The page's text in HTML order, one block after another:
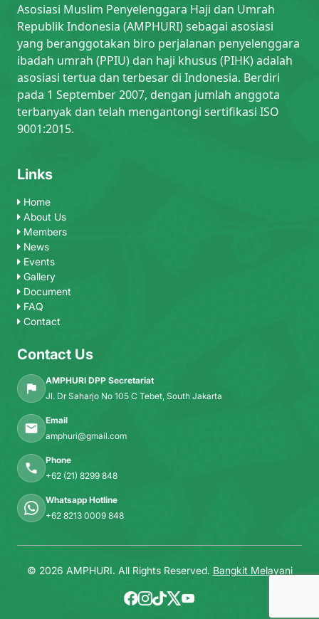
Asosiasi Muslim Penyelenggara Haji dan Umrah
Republik Indonesia (AMPHURI) sebagai asosiasi
yang beranggotakan biro perjalanan penyelenggara
ibadah umrah (PPIU) dan haji khusus (PIHK) adalah
asosiasi tertua dan terbesar di Indonesia. Berdiri
pada 1 September 2007, dengan jumlah anggota
terbanyak dan telah mengantongi sertifikasi ISO
9001:2015.
Links
Home
About Us
Members
News
Events
Gallery
Document
FAQ
Contact
Contact Us
AMPHURI DPP Secretariat
Jl. Dr Saharjo No 105 C Tebet, South Jakarta
Email
amphuri@gmail.com
Phone
+62 (21) 8299 848
Whatsapp Hotline
+62 8213 0009 848
© 2026 AMPHURI. All Rights Reserved. Bangkit Melayani